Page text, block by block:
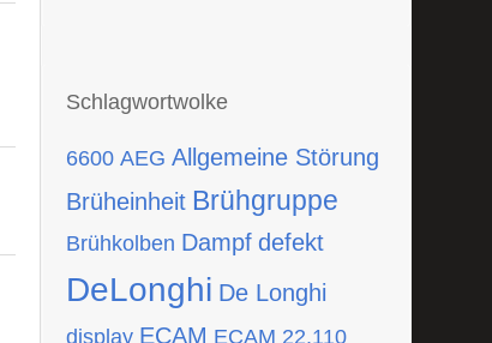
Schlagwortwolke
6600 AEG Allgemeine Störung
Brüheinheit Brühgruppe
Brühkolben Dampf defekt
DeLonghi De Longhi
display ECAM ECAM 22.110